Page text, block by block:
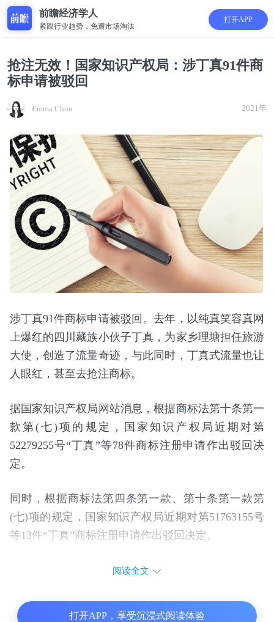
前瞻经济学人
紧跟行业趋势，免遭市场淘汰
打开APP
抢注无效！国家知识产权局：涉丁真91件商
标申请被驳回
Emma Chou 2021年
涉丁真91件商标申请被驳回。去年，以纯真笑容真网
上爆红的四川藏族小伙子丁真，为家乡理塘担任旅游
大使，创造了流量奇迹，与此同时，丁真式流量也让
人眼红，甚至去抢注商标。
据国家知识产权局网站消息，根据商标法第十条第一
款第(七)项的规定，国家知识产权局近期对第
52279255号“丁真”等78件商标注册申请作出驳回决
定。
同时，根据商标法第四条第一款、第十条第一款第
(七)项的规定，国家知识产权局近期对第51763155号
等13件“丁真”商标注册申请作出驳回决定。
阅读全文
打开APP，享受沉浸式阅读体验